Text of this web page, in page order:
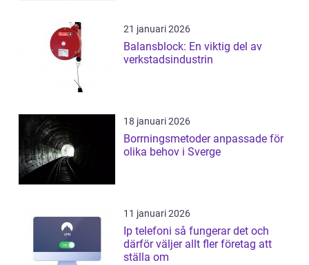
21 januari 2026
Balansblock: En viktig del av
verkstadsindustrin
18 januari 2026
Borrningsmetoder anpassade för
olika behov i Sverge
11 januari 2026
Ip telefoni så fungerar det och
därför väljer allt fler företag att
ställa om